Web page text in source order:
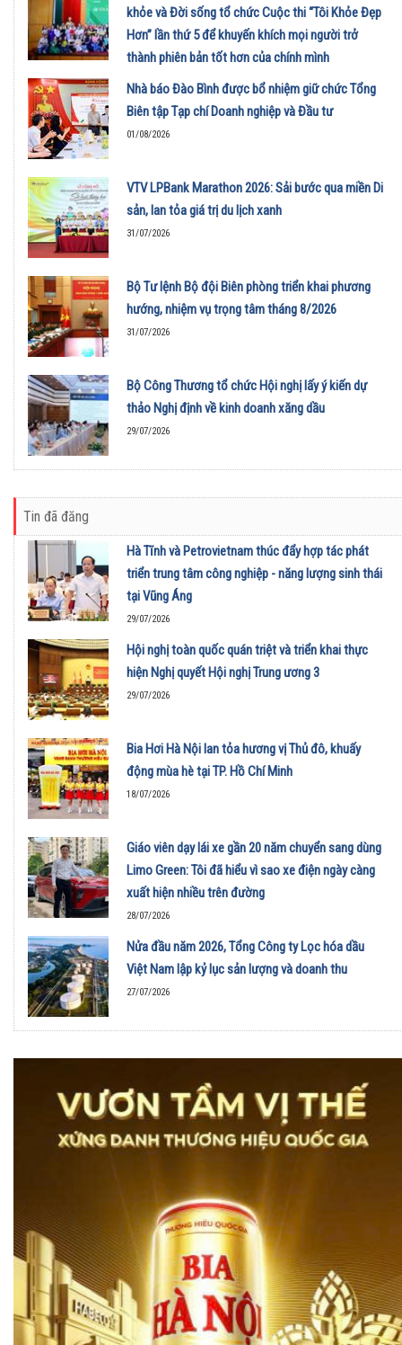
khỏe và Đời sống tổ chức Cuộc thi “Tôi Khỏe Đẹp
Hơn” lần thứ 5 để khuyến khích mọi người trở
thành phiên bản tốt hơn của chính mình
01/08/2026
Nhà báo Đào Bình được bổ nhiệm giữ chức Tổng
Biên tập Tạp chí Doanh nghiệp và Đầu tư
01/08/2026
VTV LPBank Marathon 2026: Sải bước qua miền Di
sản, lan tỏa giá trị du lịch xanh
31/07/2026
Bộ Tư lệnh Bộ đội Biên phòng triển khai phương
hướng, nhiệm vụ trọng tâm tháng 8/2026
31/07/2026
Bộ Công Thương tổ chức Hội nghị lấy ý kiến dự
thảo Nghị định về kinh doanh xăng dầu
29/07/2026
Tin đã đăng
Hà Tĩnh và Petrovietnam thúc đẩy hợp tác phát
triển trung tâm công nghiệp - năng lượng sinh thái
tại Vũng Áng
29/07/2026
Hội nghị toàn quốc quán triệt và triển khai thực
hiện Nghị quyết Hội nghị Trung ương 3
29/07/2026
Bia Hơi Hà Nội lan tỏa hương vị Thủ đô, khuấy
động mùa hè tại TP. Hồ Chí Minh
18/07/2026
Giáo viên dạy lái xe gần 20 năm chuyển sang dùng
Limo Green: Tôi đã hiểu vì sao xe điện ngày càng
xuất hiện nhiều trên đường
28/07/2026
Nửa đầu năm 2026, Tổng Công ty Lọc hóa dầu
Việt Nam lập kỷ lục sản lượng và doanh thu
27/07/2026